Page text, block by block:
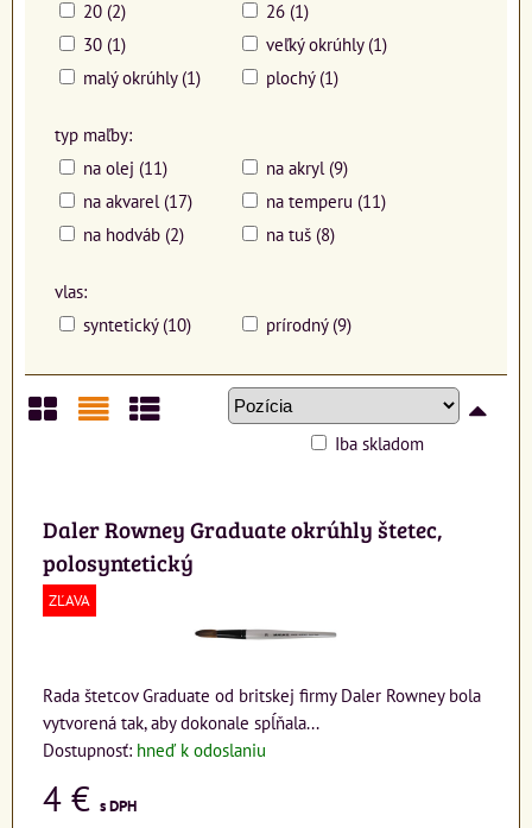
20 (2)
26 (1)
30 (1)
veľký okrúhly (1)
malý okrúhly (1)
plochý (1)
typ maľby:
na olej (11)
na akryl (9)
na akvarel (17)
na temperu (11)
na hodváb (2)
na tuš (8)
vlas:
syntetický (10)
prírodný (9)
Iba skladom
Daler Rowney Graduate okrúhly štetec,
polosyntetický
ZĽAVA
Rada štetcov Graduate od britskej firmy Daler Rowney bola
vytvorená tak, aby dokonale spĺňala...
Dostupnosť: hneď k odoslaniu
4 € s DPH